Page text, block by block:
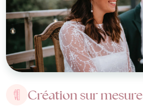
Création sur mesure